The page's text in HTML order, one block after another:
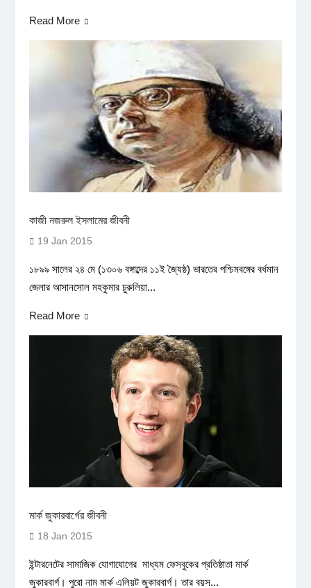
Read More
কাজী নজরুল ইসলামের জীবনী
19 Jan 2015
১৮৯৯ সালের ২৪ মে (১৩০৬ বঙ্গাব্দের ১১ই জ্যৈষ্ঠ) ভারতের পশ্চিমবঙ্গের বর্ধমান
জেলার আসানসোল মহকুমার চুরুলিয়া...
Read More
মার্ক জুকারবার্গের জীবনী
18 Jan 2015
ইন্টারনেটের সামাজিক যোগাযোগের মাধ্যম ফেসবুকের প্রতিষ্ঠাতা মার্ক
জুকারবার্গ। পুরো নাম মার্ক এলিয়ট জুকারবার্গ। তার বয়স...